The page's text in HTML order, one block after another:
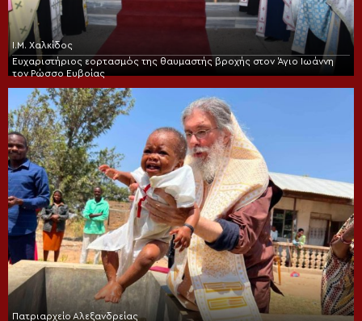
Ι.Μ. Χαλκίδος
Ευχαριστήριος εορτασμός της θαυμαστής βροχής στον Άγιο Ιωάννη
τον Ρώσσο Ευβοίας
Πατριαρχείο Αλεξανδρείας